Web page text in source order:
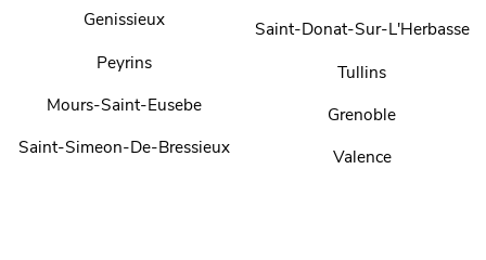
Genissieux
Peyrins
Mours-Saint-Eusebe
Saint-Simeon-De-Bressieux
Saint-Donat-Sur-L'Herbasse
Tullins
Grenoble
Valence